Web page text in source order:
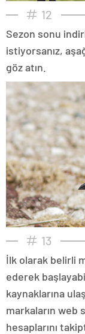
12
Sezon sonu
istiyorsanız,
göz atın.
13
İlk olarak belirli
ederek
kaynaklarına
markaların web
hesaplarını